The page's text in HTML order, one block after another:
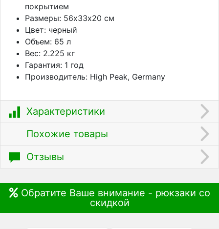
покрытием
Размеры: 56х33х20 см
Цвет: черный
Объем: 65 л
Вес: 2.225 кг
Гарантия: 1 год
Производитель: High Peak, Germany
Характеристики
Похожие товары
Отзывы
Обратите Ваше внимание - рюкзаки со
скидкой